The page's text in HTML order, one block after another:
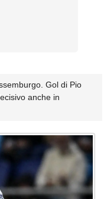
Gol di Pio
anche in